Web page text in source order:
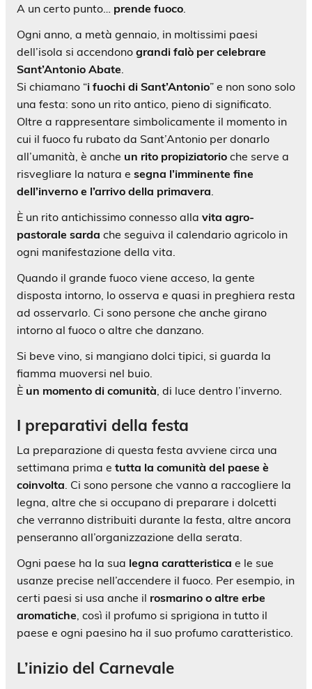
A un certo punto… prende fuoco
Ogni anno, a metà gennaio, in moltissimi paesi
dell’isola si accendono grandi falò per celebrare
Sant’Antonio Abate
Si chiamano “i fuochi di Sant’Antonio” e non sono solo
una festa: sono un rito antico, pieno di significato.
Oltre a rappresentare simbolicamente il momento in
cui il fuoco fu rubato da Sant’Antonio per donarlo
all’umanità, è anche un rito propiziatorio che serve a
risvegliare la natura e segna l’imminente fine
dell’inverno e l’arrivo della primavera
È un rito antichissimo connesso alla vita agro-
pastorale sarda che seguiva il calendario agricolo in
ogni manifestazione della vita.
Quando il grande fuoco viene acceso, la gente
disposta intorno, lo osserva e quasi in preghiera resta
ad osservarlo. Ci sono persone che anche girano
intorno al fuoco o altre che danzano.
Si beve vino, si mangiano dolci tipici, si guarda la
fiamma muoversi nel buio.
È un momento di comunità , di luce dentro l’inverno.
I preparativi della festa
La preparazione di questa festa avviene circa una
settimana prima e tutta la comunità del paese è
coinvolta. Ci sono persone che vanno a raccogliere la
legna, altre che si occupano di preparare i dolcetti
che verranno distribuiti durante la festa, altre ancora
penseranno all’organizzazione della serata.
Ogni paese ha la sua legna caratteristica e le sue
usanze precise nell’accendere il fuoco. Per esempio, in
certi paesi si usa anche il rosmarino o altre erbe
aromatiche, così il profumo si sprigiona in tutto il
paese e ogni paesino ha il suo profumo caratteristico.
L’inizio del Carnevale